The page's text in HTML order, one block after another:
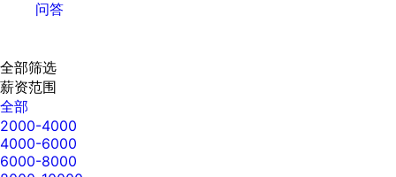
问答
全部筛选
薪资范围
全部
2000-4000
4000-6000
6000-8000